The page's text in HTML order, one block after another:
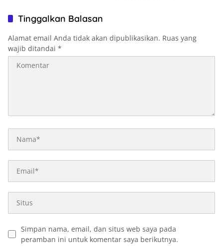
Tinggalkan Balasan
Alamat email Anda tidak akan dipublikasikan. Ruas yang
wajib ditandai *
Simpan nama, email, dan situs web saya pada
peramban ini untuk komentar saya berikutnya.